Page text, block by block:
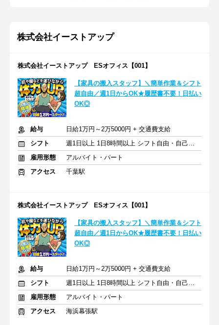
株式会社イーストアップ
株式会社イーストアップ ESオフィス【001】
【家具の搬入スタッフ】＼簡単作業＆シフト
超自由／週1日からOK★履歴書不要！日払い
OK◎
給与
日給1万円～2万5000円 + 交通費支給
シフト
週1日以上 1日8時間以上 シフト自由・自己申告
雇用形態
アルバイト・パート
アクセス
千葉駅
株式会社イーストアップ ESオフィス【001】
【家具の搬入スタッフ】＼簡単作業＆シフト
超自由／週1日からOK★履歴書不要！日払い
OK◎
給与
日給1万円～2万5000円 + 交通費支給
シフト
週1日以上 1日8時間以上 シフト自由・自己申告
雇用形態
アルバイト・パート
アクセス
海浜幕張駅